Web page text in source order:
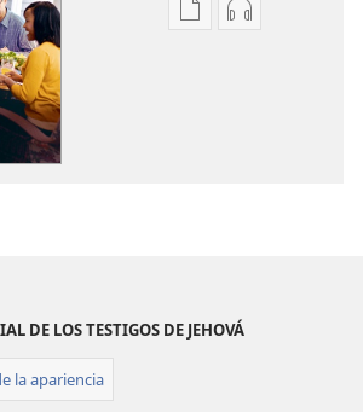
Opciones
puede
tener
Opciones
puede
tener
DE LOS TESTIGOS DE JEHOVÁ
la apariencia